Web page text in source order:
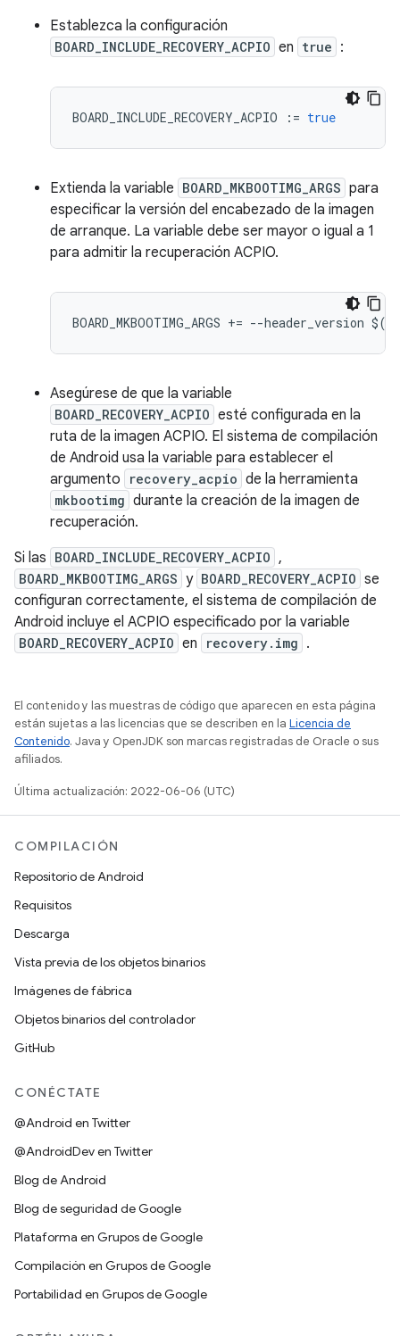
Establezca la configuración
BOARD_INCLUDE_RECOVERY_ACPIO en true :
BOARD_INCLUDE_RECOVERY_ACPIO := true
Extienda la variable BOARD_MKBOOTIMG_ARGS para
especificar la versión del encabezado de la imagen
de arranque. La variable debe ser mayor o igual a 1
para admitir la recuperación ACPIO.
BOARD_MKBOOTIMG_ARGS += --header_version $(
Asegúrese de que la variable
BOARD_RECOVERY_ACPIO esté configurada en la
ruta de la imagen ACPIO. El sistema de compilación
de Android usa la variable para establecer el
argumento
recovery_acpio de la herramienta
mkbootimg durante la creación de la imagen de
recuperación.
Si las BOARD_INCLUDE_RECOVERY_ACPIO ,
BOARD_MKBOOTIMG_ARGS y BOARD_RECOVERY_ACPIO se
configuran correctamente, el sistema de compilación de
Android incluye el ACPIO especificado por la variable
BOARD_RECOVERY_ACPIO en recovery.img .
El contenido y las muestras de código que aparecen en esta página
están sujetas a las licencias que se describen en la Licencia de
Contenido. Java y OpenJDK son marcas registradas de Oracle o sus
afiliados.
Última actualización: 2022-06-06 (UTC)
COMPILACIÓN
Repositorio de Android
Requisitos
Descarga
Vista previa de los objetos binarios
Imágenes de fábrica
Objetos binarios del controlador
GitHub
CONÉCTATE
@Android en Twitter
@AndroidDev en Twitter
Blog de Android
Blog de seguridad de Google
Plataforma en Grupos de Google
Compilación en Grupos de Google
Portabilidad en Grupos de Google